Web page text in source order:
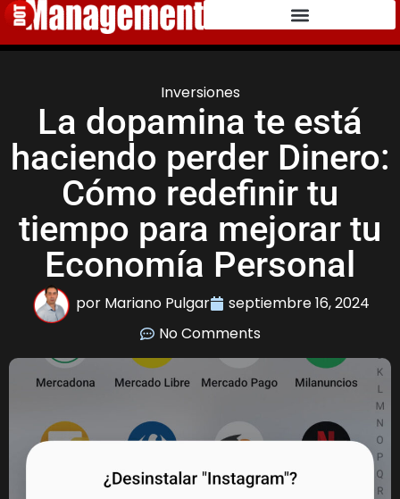
Inversiones
La dopamina te está
haciendo perder Dinero:
Cómo redefinir tu
tiempo para mejorar tu
Economía Personal
porMariano Pulgar
septiembre 16, 2024
No Comments